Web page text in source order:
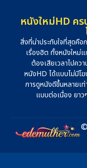
หนังใหม่HD ค
สิ่งที่น่าประทับใจที่สุดคือ
เรื่องฮิต ทั้งหนังใหม่แ
ต้องเสียเวลาไปคว
หนังHD ได้แบบไม่มีโ
การดูหนังดีขึ้นหลายเ
แบบต่อเนื่อง ยาว